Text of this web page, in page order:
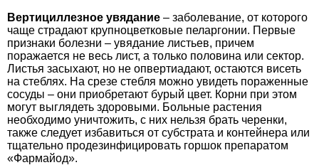
Вертициллезное увядание – заболевание, от которого
чаще страдают крупноцветковые пеларгонии. Первые
признаки болезни – увядание листьев, причем
поражается не весь лист, а только половина или сектор.
Листья засыхают, но не опвертиадают, остаются висеть
на стеблях. На срезе стебля можно увидеть пораженные
сосуды – они приобретают бурый цвет. Корни при этом
могут выглядеть здоровыми. Больные растения
необходимо уничтожить, с них нельзя брать черенки,
также следует избавиться от субстрата и контейнера или
тщательно продезинфицировать горшок препаратом
«Фармайод».